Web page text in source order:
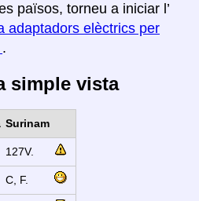
països, torneu a iniciar l’
adaptadors elèctrics per
.
simple vista
Surinam
127V.
C, F.